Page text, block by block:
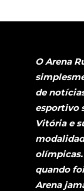
O Arena
de
esportivo
Vitória e
olímpicas.
quando
Arena